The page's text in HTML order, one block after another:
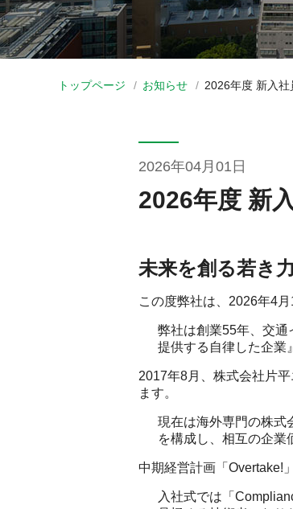
トップページ お知らせ 2026年度 新入
2026年04月01日
2026年度 新
未来を創る若き
この度弊社は、2026年4
弊社は創業55年、交
提供する自律した企業
2017年8月、株式会社片
ます。
現在は海外専門の株式
を構成し、相互の企業
中期経営計画「Overtake!
入社式では「